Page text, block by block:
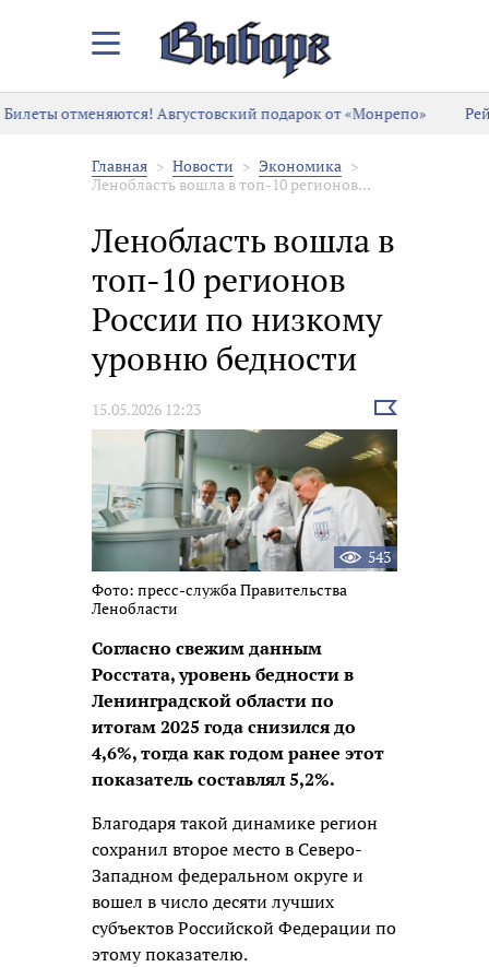
Закрыть/
меню
Билеты отменяются! Августовский подарок от «Монрепо»
Главная Новости
Экономика
Ленобласть вошла в топ-10 регионов...
Ленобласть вошла в
топ-10 регионов
России по низкому
уровню бедности
15.05.2026 12:23
Выбрать
новость
543
Фото: пресс-служба Правительства
Ленобласти
Согласно свежим данным
Росстата, уровень бедности в
Ленинградской области по
итогам 2025 года снизился до
4,6%, тогда как годом ранее этот
показатель составлял 5,2%.
Благодаря такой динамике регион
сохранил второе место в Северо-
Западном федеральном округе и
вошел в число десяти лучших
субъектов Российской Федерации по
этому показателю.